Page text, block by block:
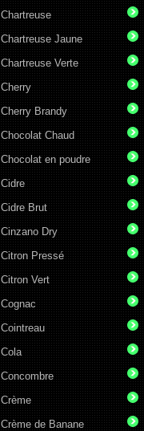
Chartreuse
Chartreuse Jaune
Chartreuse Verte
Cherry
Cherry Brandy
Chocolat Chaud
Chocolat en poudre
Cidre
Cidre Brut
Cinzano Dry
Citron Pressé
Citron Vert
Cognac
Cointreau
Cola
Concombre
Crème
Crème de Banane